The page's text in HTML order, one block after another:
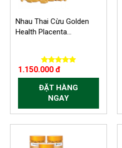
Nhau Thai Cừu Golden
Health Placenta...
1.150.000 đ
ĐẶT HÀNG
NGAY